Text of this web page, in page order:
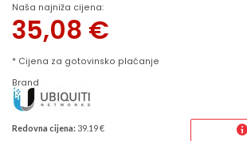
Naša najniža cijena:
35,08 €
* Cijena za gotovinsko plaćanje
Brand
Redovna cijena: 39.19 €